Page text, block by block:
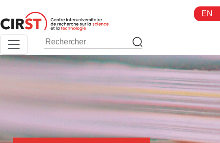
au
contenu
EN